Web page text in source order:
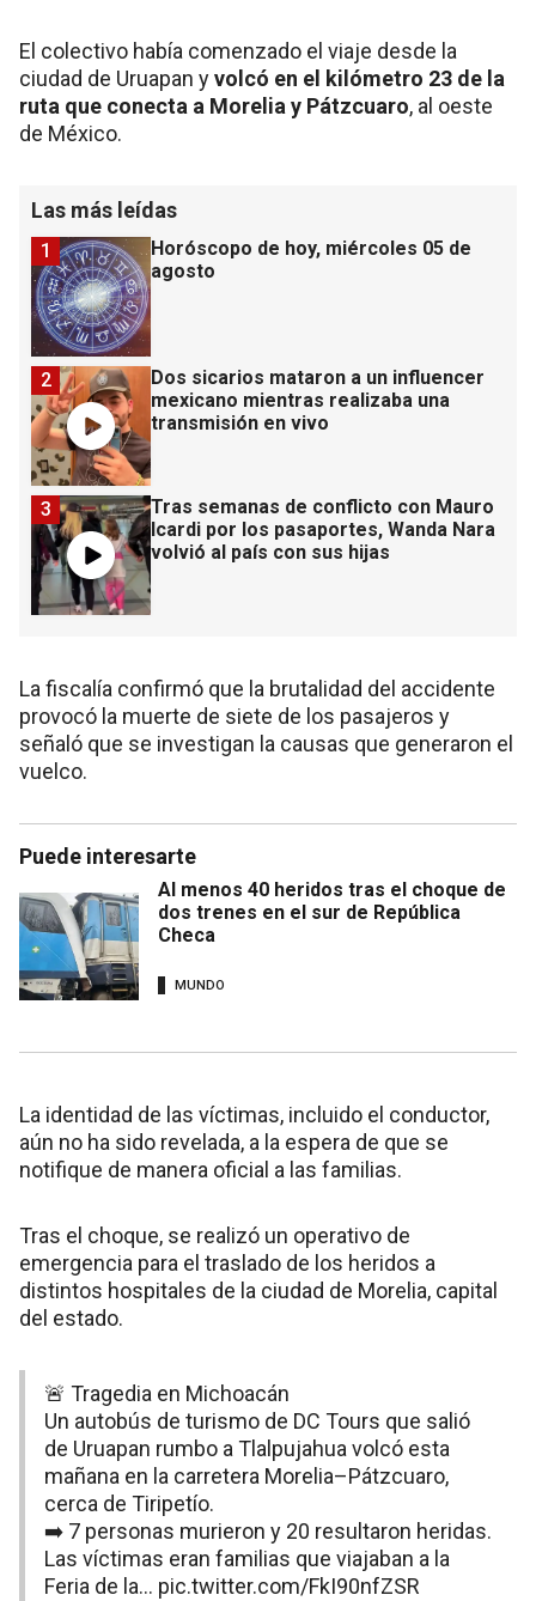
El colectivo había comenzado el viaje desde la
ciudad de Uruapan yvolcó en el kilómetro 23 de la
ruta que conecta a Morelia y Pátzcuaro, al oeste
de México.
Las más leídas
Horóscopo de hoy, miércoles 05 de
agosto
1
Dos sicarios mataron a un influencer
mexicano mientras realizaba una
transmisión en vivo
2
Tras semanas de conflicto con Mauro
Icardi por los pasaportes, Wanda Nara
volvió al país con sus hijas
3
La fiscalía confirmó que la brutalidad del accidente
provocó la muerte de siete de los pasajeros y
señaló que se investigan la causas que generaron el
vuelco.
Puede interesarte
Al menos 40 heridos tras el choque de
dos trenes en el sur de República
Checa
MUNDO
La identidad de las víctimas, incluido el conductor,
aún no ha sido revelada, a la espera de que se
notifique de manera oficial a las familias.
Tras el choque, se realizó un operativo de
emergencia para el traslado de los heridos a
distintos hospitales de la ciudad de Morelia, capital
del estado.
🚨 Tragedia en Michoacán
Un autobús de turismo de DC Tours que salió
de Uruapan rumbo a Tlalpujahua volcó esta
mañana en la carretera Morelia–Pátzcuaro,
cerca de Tiripetío.
➡️ 7 personas murieron y 20 resultaron heridas.
Las víctimas eran familias que viajaban a la
Feria de la… pic.twitter.com/FkI90nfZSR